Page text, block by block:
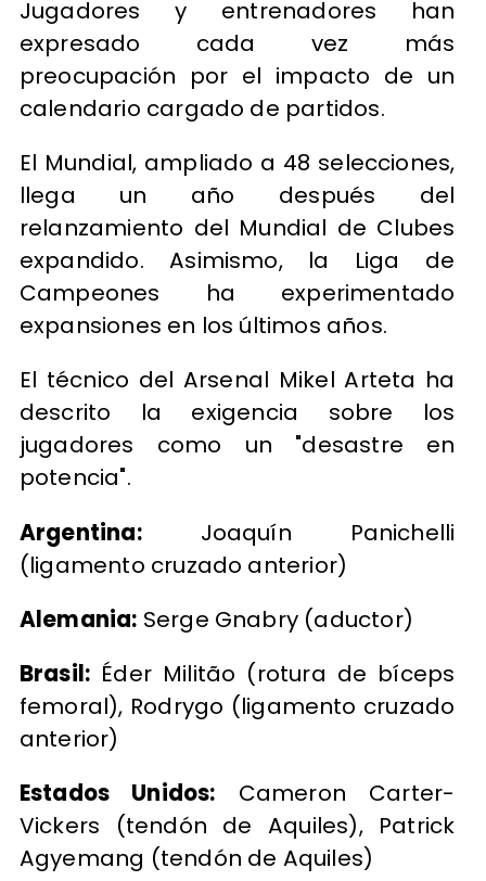
Jugadores y entrenadores han
expresado cada vez más
preocupación por el impacto de un
calendario cargado de partidos.
El Mundial, ampliado a 48 selecciones,
llega un año después del
relanzamiento del Mundial de Clubes
expandido. Asimismo, la Liga de
Campeones ha experimentado
expansiones en los últimos años.
El técnico del Arsenal Mikel Arteta ha
descrito la exigencia sobre los
jugadores como un "desastre en
potencia".
Argentina:Joaquín Panichelli
(ligamento cruzado anterior)
Alemania: Serge Gnabry (aductor)
Brasil: Éder Militão (rotura de bíceps
femoral), Rodrygo (ligamento cruzado
anterior)
Estados Unidos: Cameron Carter-
Vickers (tendón de Aquiles), Patrick
Agyemang (tendón de Aquiles)